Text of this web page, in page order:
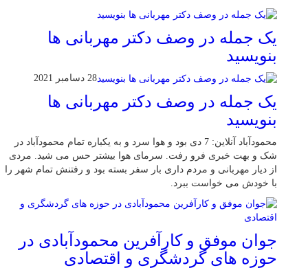
یک جمله در وصف دکتر مهربانی ها
بنویسید
28 دسامبر 2021
یک جمله در وصف دکتر مهربانی ها
بنویسید
محمودآباد آنلاین: 7 دی بود و هوا سرد و به یکباره تمام محمودآباد در
شک و بهت خبری فرو رفت. سرمای هوا بیشتر حس می شید. مردی
از دیار مهربانی و مردم داری بار سفر بسته بود و رفتنش تمام شهر را
با خودش می خواست ببرد.
جوان موفق و کارآفرین محمودآبادی در
حوزه های گردشگری و اقتصادی